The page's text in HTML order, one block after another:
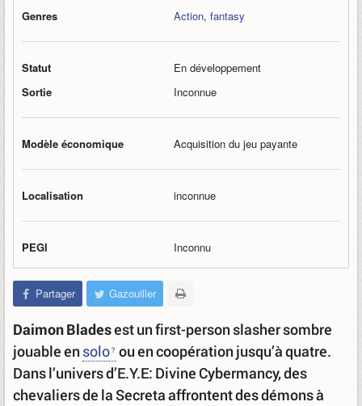
Genres
Action, fantasy
Statut
En développement
Sortie
Inconnue
Modèle économique Acquisition du jeu payante
Localisation inconnue
PEGI Inconnu
Partager Gazouiller
Daimon Bladesest un first-person slasher sombre
jouable en solo ou en coopération jusqu’à quatre.
Dans l’univers d’E.Y.E: Divine Cybermancy, des
chevaliers de la Secreta affrontent des démons à